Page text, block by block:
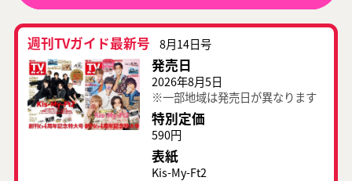
週刊TVガイド最新号 8月14日号
発売日
2026年8月5日
※一部地域は発売日が異なります
特別定価
590円
表紙
Kis-My-Ft2